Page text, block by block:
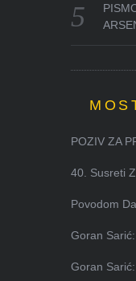
POZIV ZA
40. Susreti
Povodom
Goran Sarić:
Goran Sarić: